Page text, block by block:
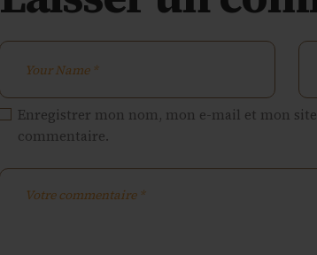
Enregistrer mon nom, mon e-mail et mon
commentaire.